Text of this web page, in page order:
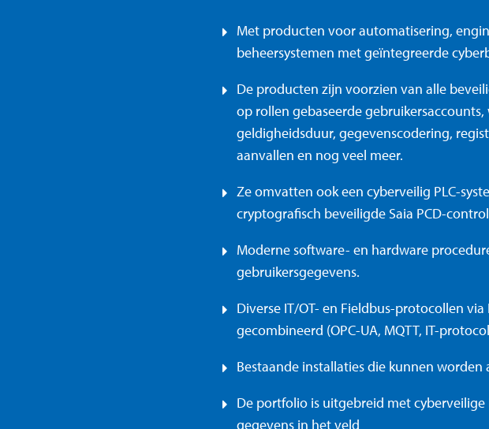
Met producten voor automatisering,
beheersystemen met geïntegreerde
De producten zijn voorzien van alle
op rollen gebaseerde
geldigheidsduur, gegevenscodering,
aanvallen en nog veel meer.
Ze omvatten ook een cyberveilig PLC-
cryptografisch beveiligde Saia PCD-
Moderne software- en hardware
gebruikersgegevens.
Diverse IT/OT- en Fieldbus-protocollen
gecombineerd (OPC-UA, MQTT, IT-
Bestaande installaties die kunnen
De portfolio is uitgebreid met
gegevens in het veld